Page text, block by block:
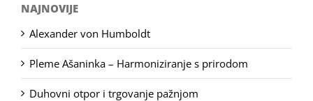
NAJNOVIJE
Alexander von Humboldt
Pleme Ašaninka – Harmoniziranje s prirodom
Duhovni otpor i trgovanje pažnjom